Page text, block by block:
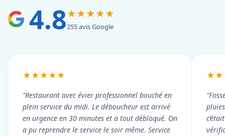
4.8★★★★★
255 avis Google
★★★★★
"Restaurant avec évier professionnel bouché en
plein service du midi. Le déboucheur est arrivé
en urgence en 30 minutes et a tout débloqué. On
a pu reprendre le service le soir même. Service